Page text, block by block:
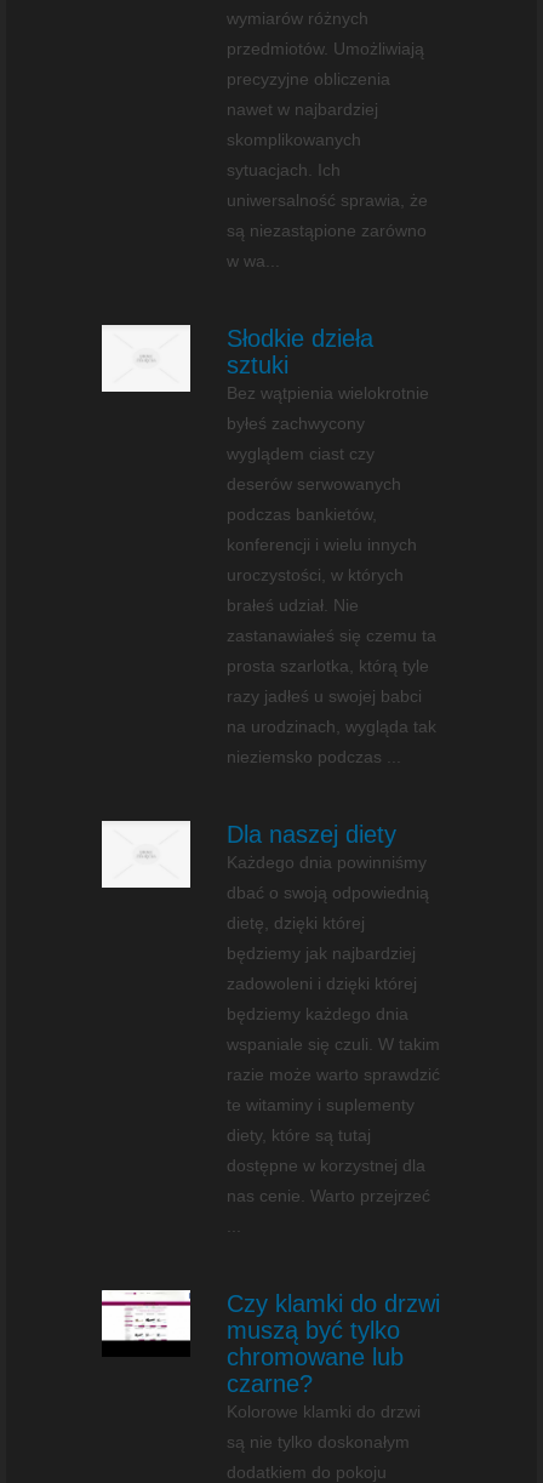
wymiarów różnych
przedmiotów. Umożliwiają
precyzyjne obliczenia
nawet w najbardziej
skomplikowanych
sytuacjach. Ich
uniwersalność sprawia, że
są niezastąpione zarówno
w wa...
Słodkie dzieła
sztuki
Bez wątpienia wielokrotnie
byłeś zachwycony
wyglądem ciast czy
deserów serwowanych
podczas bankietów,
konferencji i wielu innych
uroczystości, w których
brałeś udział. Nie
zastanawiałeś się czemu ta
prosta szarlotka, którą tyle
razy jadłeś u swojej babci
na urodzinach, wygląda tak
nieziemsko podczas ...
Dla naszej diety
Każdego dnia powinniśmy
dbać o swoją odpowiednią
dietę, dzięki której
będziemy jak najbardziej
zadowoleni i dzięki której
będziemy każdego dnia
wspaniale się czuli. W takim
razie może warto sprawdzić
te witaminy i suplementy
diety, które są tutaj
dostępne w korzystnej dla
nas cenie. Warto przejrzeć
Czy klamki do drzwi
muszą być tylko
chromowane lub
czarne?
Kolorowe klamki do drzwi
są nie tylko doskonałym
dodatkiem do pokoju